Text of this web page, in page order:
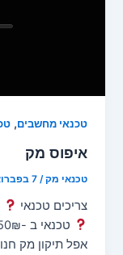
טכנאי מחשבים,
איפוס מק
טכנאי מק/7 בפברואר 2024
צריכים טכנאי
טכנאי ב -150₪